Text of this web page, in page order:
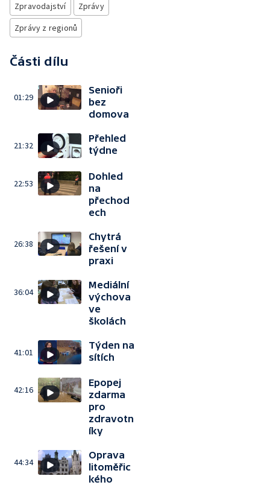
Zpravodajství
Zprávy
Zprávy z regionů
Části dílu
01:29
Senioři
bez
domova
21:32
Přehled
týdne
22:53
Dohled
na
přechod
ech
26:38
Chytrá
řešení v
praxi
36:04
Mediální
výchova
ve
školách
41:01
Týden na
sítích
42:16
Epopej
zdarma
pro
zdravotn
íky
44:34
Oprava
litoměřic
kého